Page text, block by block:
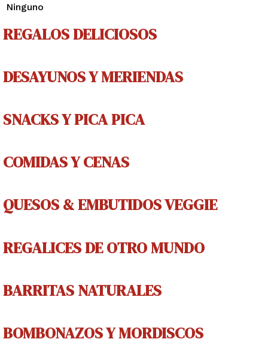
Ninguno
REGALOS DELICIOSOS
DESAYUNOS Y MERIENDAS
SNACKS Y PICA PICA
COMIDAS Y CENAS
QUESOS & EMBUTIDOS VEGGIE
REGALICESDE OTRO MUNDO
BARRITAS NATURALES
BOMBONAZOS Y MORDISCOS